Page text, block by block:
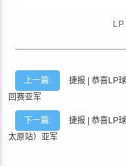
L P
上一篇:
捷报 | 恭喜LP
回赛​亚军
下一篇:
捷报 | 恭喜LP
太原站）​亚军